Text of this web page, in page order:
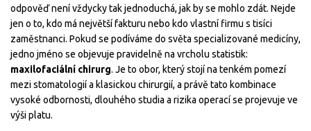
odpověď není vždycky tak jednoduchá, jak by se mohlo zdát. Nejde
jen o to, kdo má největší fakturu nebo kdo vlastní firmu s tisíci
zaměstnanci. Pokud se podíváme do světa specializované medicíny,
jedno jméno se objevuje pravidelně na vrcholu statistik:
maxilofaciální chirurg. Je to obor, který stojí na tenkém pomezí
mezi stomatologií a klasickou chirurgií, a právě tato kombinace
vysoké odbornosti, dlouhého studia a rizika operací se projevuje ve
výši platu.